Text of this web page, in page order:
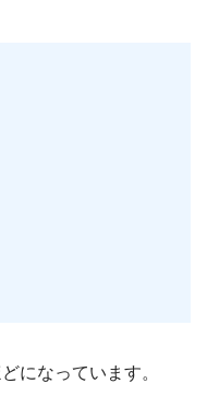
になっています。